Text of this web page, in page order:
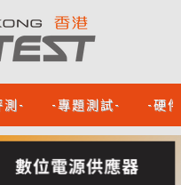
測- -專題測試- -硬